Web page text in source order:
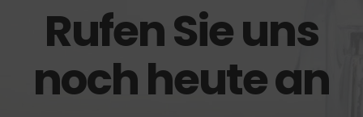
Rufen Sie uns
noch heute an